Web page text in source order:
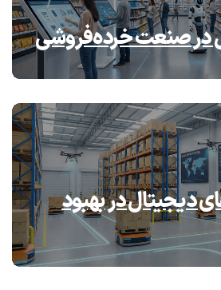
در صنعت خرده‌فروشی
دیجیتال در بهبود